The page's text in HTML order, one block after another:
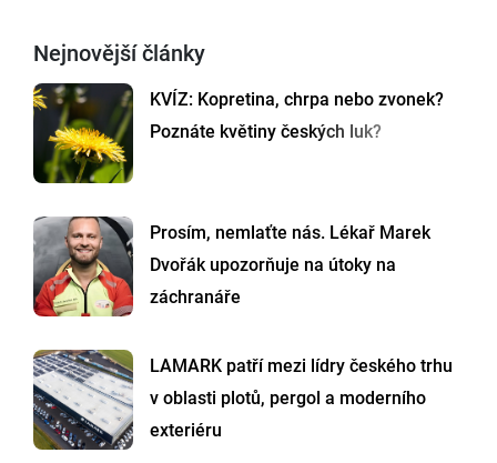
Nejnovější články
KVÍZ: Kopretina, chrpa nebo zvonek?
Poznáte květiny českých luk?
Prosím, nemlaťte nás. Lékař Marek
Dvořák upozorňuje na útoky na
záchranáře
LAMARK patří mezi lídry českého trhu
v oblasti plotů, pergol a moderního
exteriéru